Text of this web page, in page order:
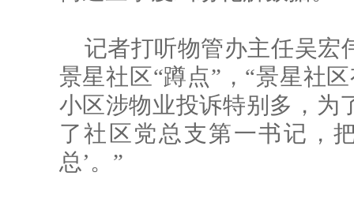
记者打听物管办主任吴宏
景星社区“蹲点”，“景星社
小区涉物业投诉特别多，为
了社区党总支第一书记，
总’。”